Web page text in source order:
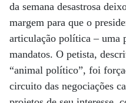
da semana desastrosa
margem para que o
articulação política – uma
mandatos. O petista,
“animal político”, foi
circuito das negociações